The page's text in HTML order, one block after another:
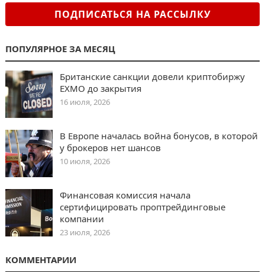
ПОДПИСАТЬСЯ НА РАССЫЛКУ
ПОПУЛЯРНОЕ ЗА МЕСЯЦ
Британские санкции довели криптобиржу
EXMO до закрытия
16 июля, 2026
В Европе началась война бонусов, в которой
у брокеров нет шансов
10 июля, 2026
Финансовая комиссия начала
сертифицировать проптрейдинговые
компании
23 июля, 2026
КОММЕНТАРИИ